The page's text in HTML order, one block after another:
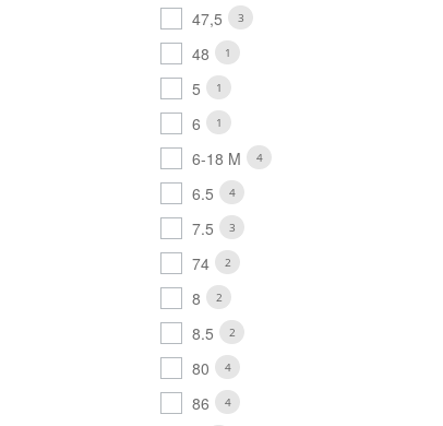
47,5 3
48 1
5 1
6 1
6-18 M 4
6.5 4
7.5 3
74 2
8 2
8.5 2
80 4
86 4